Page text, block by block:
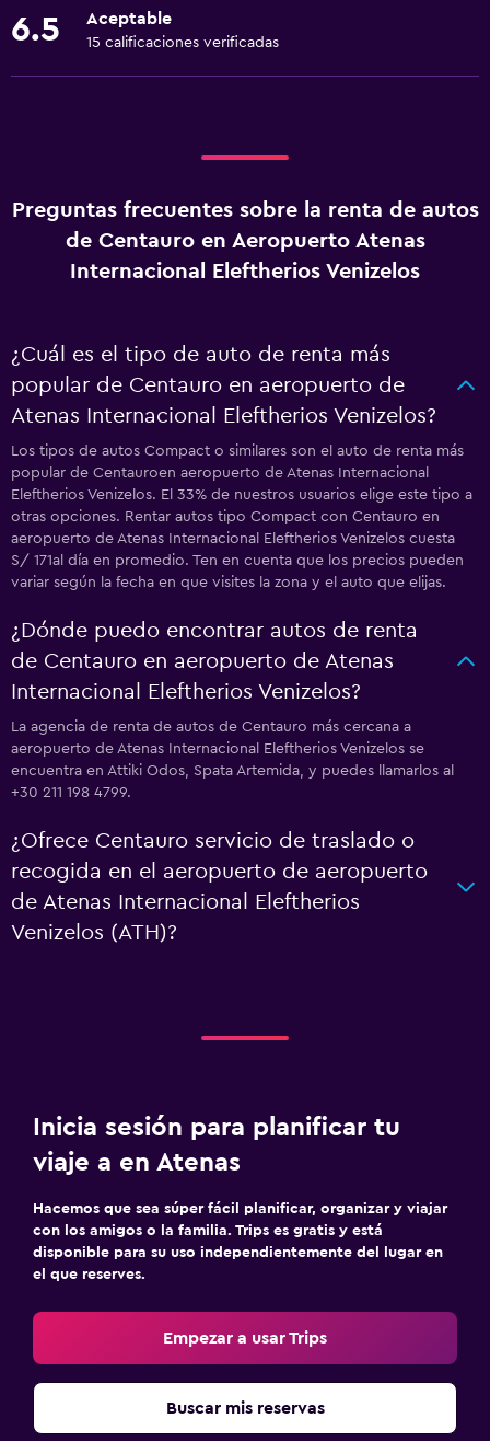
6.5 Aceptable
15 calificaciones verificadas
Preguntas frecuentes sobre la renta de autos
de Centauro en Aeropuerto Atenas
Internacional Eleftherios Venizelos
¿Cuál es el tipo de auto de renta más
popular de Centauro en aeropuerto de
Atenas Internacional Eleftherios Venizelos?
Los tipos de autos Compact o similares son el auto de renta más
popular de Centauroen aeropuerto de Atenas Internacional
Eleftherios Venizelos. El 33% de nuestros usuarios elige este tipo a
otras opciones. Rentar autos tipo Compact con Centauro en
aeropuerto de Atenas Internacional Eleftherios Venizelos cuesta
S/ 171al día en promedio. Ten en cuenta que los precios pueden
variar según la fecha en que visites la zona y el auto que elijas.
¿Dónde puedo encontrar autos de renta
de Centauro en aeropuerto de Atenas
Internacional Eleftherios Venizelos?
La agencia de renta de autos de Centauro más cercana a
aeropuerto de Atenas Internacional Eleftherios Venizelos se
encuentra en Attiki Odos, Spata Artemida, y puedes llamarlos al
+30 211 198 4799.
¿Ofrece Centauro servicio de traslado o
recogida en el aeropuerto de aeropuerto
de Atenas Internacional Eleftherios
Venizelos (ATH)?
Inicia sesión para planificar tu
viaje a en Atenas
Hacemos que sea súper fácil planificar, organizar y viajar
con los amigos o la familia. Trips es gratis y está
disponible para su uso independientemente del lugar en
el que reserves.
Empezar a usar Trips
Buscar mis reservas